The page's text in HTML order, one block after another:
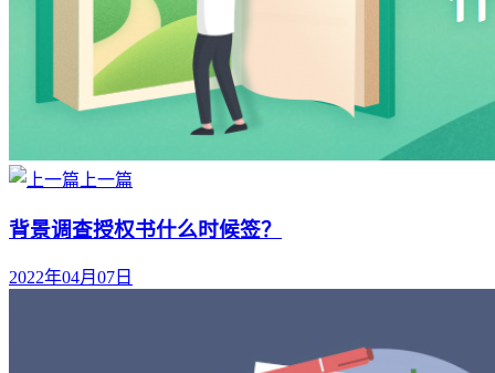
上一篇
背景调查授权书什么时候签？
2022年04月07日